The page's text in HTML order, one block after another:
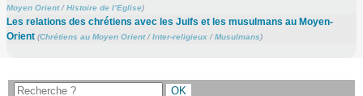
Moyen Orient/Histoire de l’Eglise)
Les relations des chrétiens avec les Juifs et les musulmans au Moyen-
Orient (Chrétiens au Moyen Orient/Inter-religieux/Musulmans)